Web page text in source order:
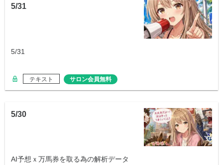
5/31
5/31
テキスト サロン会員無料
5/30
AI予想ｘ万馬券を取る為の解析データ